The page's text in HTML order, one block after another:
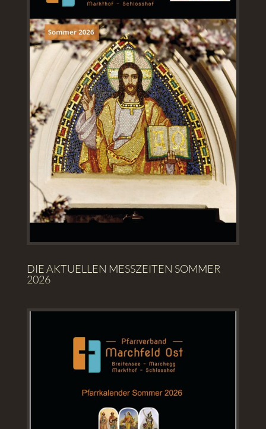
DIE AKTUELLEN MESSZEITEN SOMMER
2026